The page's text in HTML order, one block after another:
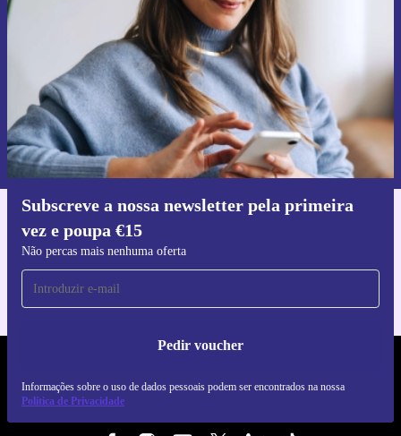
Subscreve a nossa newsletter pela primeira
vez e poupa €15
Não percas mais nenhuma oferta
Pedir voucher
Informações sobre o uso de dados pessoais podem ser encontrados na nossa
Política de Privacidade
Não percas mais nenhuma oferta.
Pedir voucher
Informações sobre o uso de dados pessoais podem ser encontrados na
nossaPolítica de Privacidade
Faz o download da app refurbed
Para iOS e Android